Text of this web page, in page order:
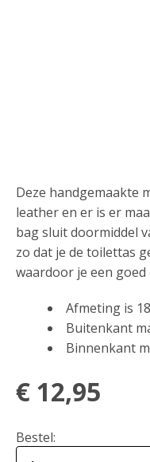
Deze handgemaakte
leather en er is er
bag sluit doormiddel
zo dat je de toilettas
waardoor je een
Afmeting is
Buitenkant
Binnenkant
€ 12,95
Bestel: